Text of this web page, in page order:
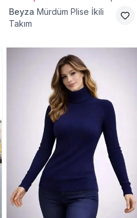
Beyza Mürdüm Plise İkili
Takım